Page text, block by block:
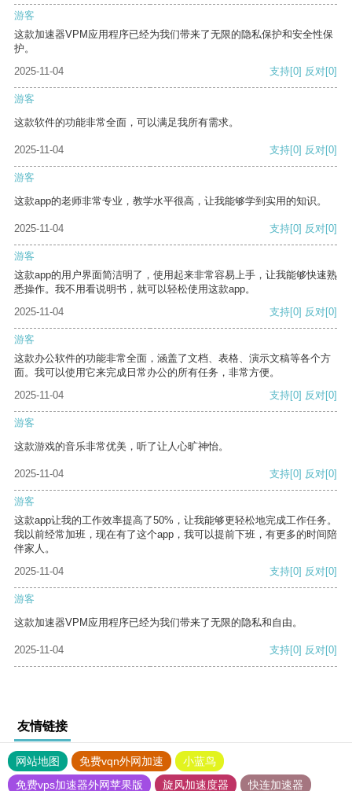
游客
这款加速器VPM应用程序已经为我们带来了无限的隐私保护和安全性保
护。
2025-11-04
支持[0] 反对[0]
游客
这款软件的功能非常全面，可以满足我所有需求。
2025-11-04 支持[0] 反对[0]
游客
这款app的老师非常专业，教学水平很高，让我能够学到实用的知识。
2025-11-04 支持[0] 反对[0]
游客
这款app的用户界面简洁明了，使用起来非常容易上手，让我能够快速熟
悉操作。我不用看说明书，就可以轻松使用这款app。
2025-11-04
支持[0] 反对[0]
游客
这款办公软件的功能非常全面，涵盖了文档、表格、演示文稿等各个方
面。我可以使用它来完成日常办公的所有任务，非常方便。
2025-11-04
支持[0] 反对[0]
游客
这款游戏的音乐非常优美，听了让人心旷神怡。
2025-11-04 支持[0] 反对[0]
游客
这款app让我的工作效率提高了50%，让我能够更轻松地完成工作任务。
我以前经常加班，现在有了这个app，我可以提前下班，有更多的时间陪
伴家人。
2025-11-04
支持[0] 反对[0]
游客
这款加速器VPM应用程序已经为我们带来了无限的隐私和自由。
2025-11-04 支持[0] 反对[0]
友情链接
网站地图 免费vqn外网加速
小蓝鸟
免费vps加速器外网苹果版
旋风加速度器 快连加速器